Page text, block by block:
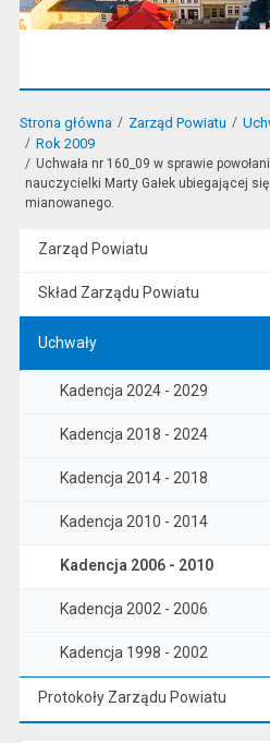
Strona główna Zarząd Powiatu
Rok 2009
Uchwała nr 160_09 w sprawie
nauczycielki Marty Gałek ubiegającej
mianowanego.
Zarząd Powiatu
Skład Zarządu Powiatu
Uchwały
Kadencja 2024 - 2029
Kadencja 2018 - 2024
Kadencja 2014 - 2018
Kadencja 2010 - 2014
Kadencja 2006 - 2010
Kadencja 2002 - 2006
Kadencja 1998 - 2002
Protokoły Zarządu Powiatu